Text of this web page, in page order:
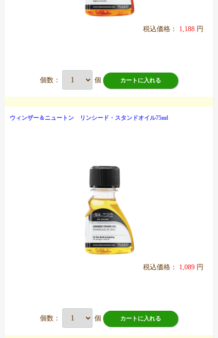
税込価格： 1,188 円
個数： 個 カートに入れる
ウィンザー＆ニュートン リンシード・スタンドオイル75ml
税込価格： 1,089 円
個数： 個 カートに入れる